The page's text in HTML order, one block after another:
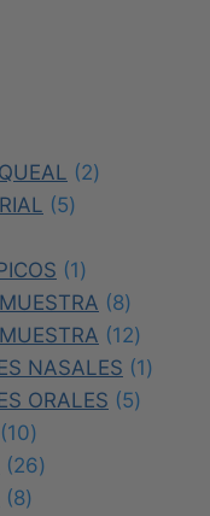
22
55
11
producto
88
1212
NASALES 11
ORALES 55
1010
productos
2626
88